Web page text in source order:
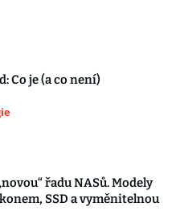
Co je (a co není)
řadu NASů. Modely
SSD a vyměnitelnou